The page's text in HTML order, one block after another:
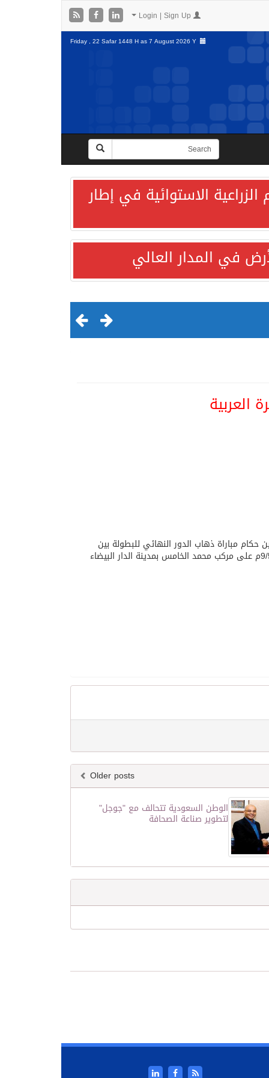
Friday , 22 Safar 1448 H as7 August 2026 Y
الاستوائية في إطار
في المدار العالي
الثالث عشر الهجري
العربية
حكام مباراة ذهاب الدور النهائي للبطولة بين
فريقي الوداد المغربي ووفاق سطيف الجزائري المقرر إقامتها يوم الجمعة 9/5/2008م على مركب محمد الخامس بمدينة الدار البيضاء
Older posts
الوطن السعودية تتحالف مع "جوجل"
لتطوير صناعة الصحافة